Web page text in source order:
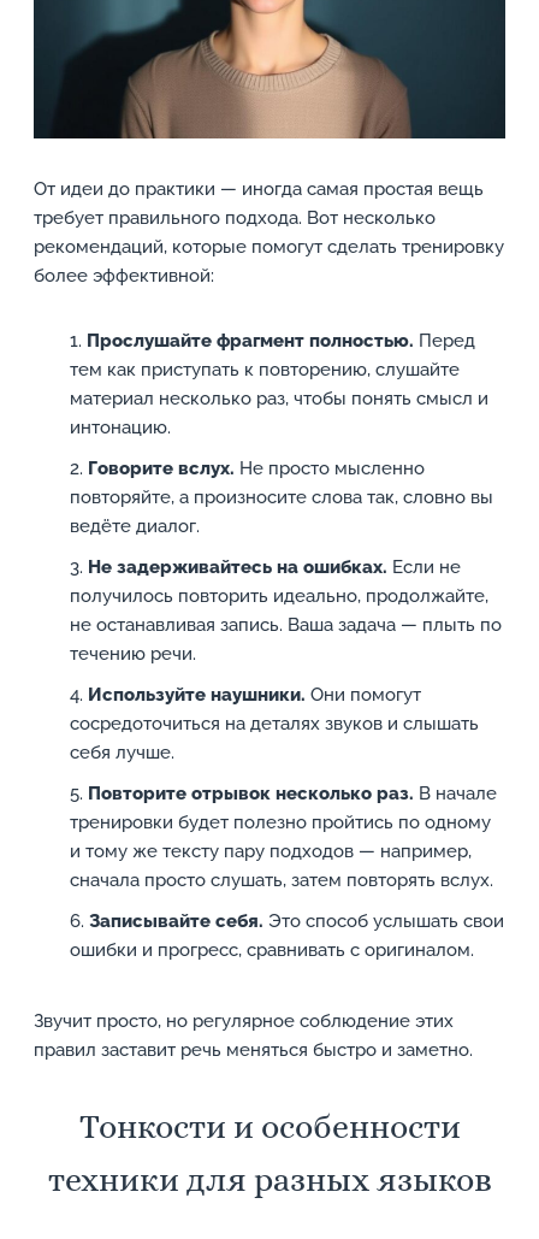
От идеи до практики — иногда самая простая вещь
требует правильного подхода. Вот несколько
рекомендаций, которые помогут сделать тренировку
более эффективной:
Прослушайте фрагмент полностью. Перед
тем как приступать к повторению, слушайте
материал несколько раз, чтобы понять смысл и
интонацию.
Говорите вслух. Не просто мысленно
повторяйте, а произносите слова так, словно вы
ведёте диалог.
Не задерживайтесь на ошибках. Если не
получилось повторить идеально, продолжайте,
не останавливая запись. Ваша задача — плыть по
течению речи.
Используйте наушники. Они помогут
сосредоточиться на деталях звуков и слышать
себя лучше.
Повторите отрывок несколько раз. В начале
тренировки будет полезно пройтись по одному
и тому же тексту пару подходов — например,
сначала просто слушать, затем повторять вслух.
Записывайте себя. Это способ услышать свои
ошибки и прогресс, сравнивать с оригиналом.
Звучит просто, но регулярное соблюдение этих
правил заставит речь меняться быстро и заметно.
Тонкости и особенности
техники для разных языков